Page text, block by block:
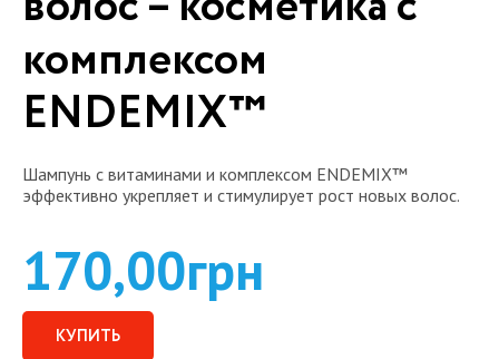
комплексом
ENDEMIX™
Шампунь с витаминами и комплексом ENDEMIX™
эффективно укрепляет и стимулирует рост новых волос.
170,00грн
КУПИТЬ